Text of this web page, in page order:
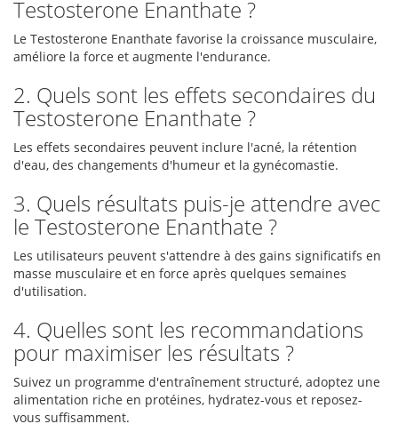
Testosterone Enanthate ?
Le Testosterone Enanthate favorise la croissance musculaire,
améliore la force et augmente l'endurance.
2. Quels sont les effets secondaires du
Testosterone Enanthate ?
Les effets secondaires peuvent inclure l'acné, la rétention
d'eau, des changements d'humeur et la gynécomastie.
3. Quels résultats puis-je attendre avec
le Testosterone Enanthate ?
Les utilisateurs peuvent s'attendre à des gains significatifs en
masse musculaire et en force après quelques semaines
d'utilisation.
4. Quelles sont les recommandations
pour maximiser les résultats ?
Suivez un programme d'entraînement structuré, adoptez une
alimentation riche en protéines, hydratez-vous et reposez-
vous suffisamment.